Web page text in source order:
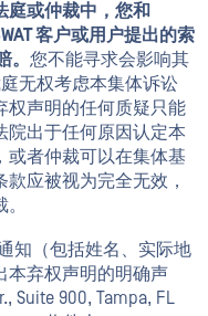
庭或仲裁中，您和
客户或用户提出的索
您不能寻求会影响其
庭无权考虑本集体诉讼
权声明的任何质疑只能
院出于任何原因认定本
或者仲裁可以在集体基
应被视为完全无效，
知（包括姓名、实际地
本弃权声明的明确声
Suite 900, Tampa, FL